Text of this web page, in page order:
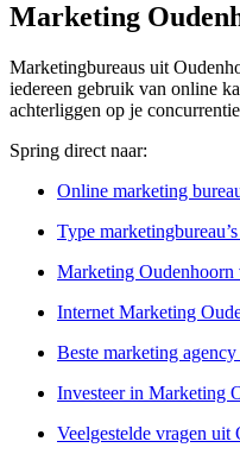
Marketing
Marketingbureaus uit
iedereen gebruik van online
achterliggen op je
Spring direct naar:
Online marketing
Type
Marketing Oudenhoorn
Internet Marketing
Beste marketing
Investeer in Marketing
Veelgestelde vragen uit